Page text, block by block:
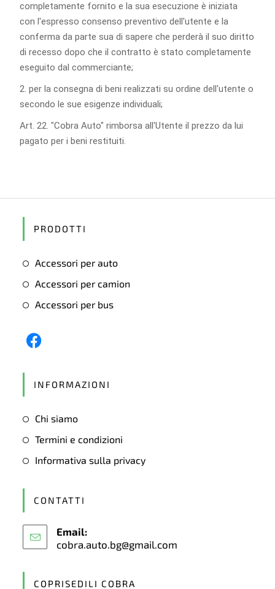
completamente fornito e la sua esecuzione è iniziata
con l'espresso consenso preventivo dell'utente e la
conferma da parte sua di sapere che perderà il suo diritto
di recesso dopo che il contratto è stato completamente
eseguito dal commerciante;
2. per la consegna di beni realizzati su ordine dell'utente o
secondo le sue esigenze individuali;
Art. 22. "Cobra Auto" rimborsa all'Utente il prezzo da lui
pagato per i beni restituiti.
PRODOTTI
Accessori per auto
Accessori per camion
Accessori per bus
INFORMAZIONI
Chi siamo
Termini e condizioni
Informativa sulla privacy
CONTATTI
Email:
cobra.auto.bg@gmail.com
COPRISEDILI COBRA